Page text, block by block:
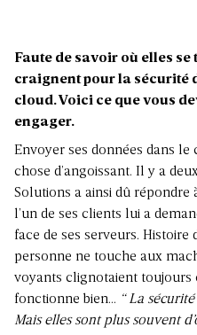
Faute de savoir où elles
craignent pour la sécurité
cloud. Voici ce que vous
engager.
Envoyer ses données dans
chose d’angoissant. Il y a
Solutions a ainsi dû répondre
l’un de ses clients lui a
face de ses serveurs. Histoire
personne ne touche aux
voyants clignotaient toujours
fonctionne bien… “ La
Mais elles sont plus souvent